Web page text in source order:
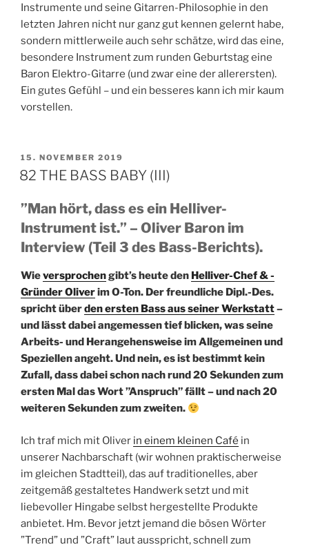
Instrumente und seine Gitarren-Philosophie in den
letzten Jahren nicht nur ganz gut kennen gelernt habe,
sondern mittlerweile auch sehr schätze, wird das eine,
besondere Instrument zum runden Geburtstag eine
Baron Elektro-Gitarre (und zwar eine der allerersten).
Ein gutes Gefühl – und ein besseres kann ich mir kaum
vorstellen.
VERÖFFENTLICHT
AM
15. NOVEMBER 2019
82 THE BASS BABY (III)
”Man hört, dass es ein Helliver-
Instrument ist.” – Oliver Baron im
Interview (Teil 3 des Bass-Berichts).
Wieversprochengibt’s heute den Helliver-Chef & -
Gründer Oliverim O-Ton. Der freundliche Dipl.-Des.
spricht überden ersten Bass aus seiner Werkstatt–
und lässt dabei angemessen tief blicken, was seine
Arbeits- und Herangehensweise im Allgemeinen und
Speziellen angeht. Und nein, es ist bestimmt kein
Zufall, dass dabei schon nach rund 20 Sekunden zum
ersten Mal das Wort ”Anspruch” fällt – und nach 20
weiteren Sekunden zum zweiten.
Ich traf mich mit Oliver in einem kleinen Café in
unserer Nachbarschaft (wir wohnen praktischerweise
im gleichen Stadtteil), das auf traditionelles, aber
zeitgemäß gestaltetes Handwerk setzt und mit
liebevoller Hingabe selbst hergestellte Produkte
anbietet. Hm. Bevor jetzt jemand die bösen Wörter
”Trend” und ”Craft” laut ausspricht, schnell zum